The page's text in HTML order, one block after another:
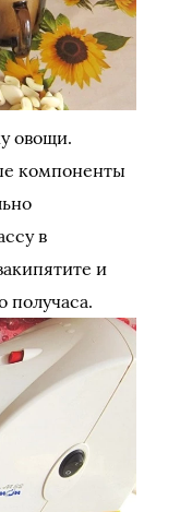
овощи.
компоненты
в
и
получаса.